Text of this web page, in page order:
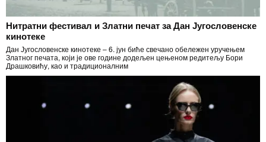
Нитратни фестивал и Златни печат за Дан Југословенске
кинотеке
Дан Југословенске кинотеке – 6. јун биће свечано обележен уручењем
Златног печата, који је ове године додељен цењеном редитељу Бори
Драшковићу, као и традиционалним